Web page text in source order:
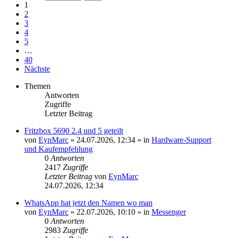
1
2
3
4
5
…
40
Nächste
Themen
Antworten
Zugriffe
Letzter Beitrag
Fritzbox 5690 2.4 und 5 geteilt
von EynMarc » 24.07.2026, 12:34 » in Hardware-Support
und Kaufempfehlung
0Antworten
2417 Zugriffe
Letzter Beitrag von EynMarc
24.07.2026, 12:34
WhatsApp hat jetzt den Namen wo man
von EynMarc » 22.07.2026, 10:10 » in Messenger
0Antworten
2983 Zugriffe